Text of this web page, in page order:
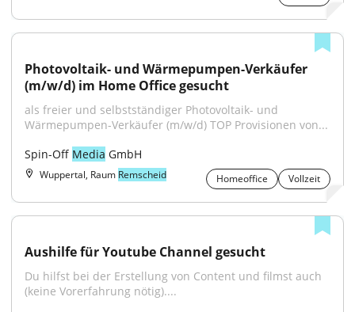
Photovoltaik- und Wärmepumpen-Verkäufer
(m/w/d) im Home Office gesucht
als freier und selbstständiger Photovoltaik- und
Wärmepumpen-Verkäufer (m/w/d) TOP Provisionen von...
Spin-Off Media GmbH
Wuppertal, Raum Remscheid Homeoffice Vollzeit
Aushilfe für Youtube Channel gesucht
Du hilfst bei der Erstellung von Content und filmst auch
(keine Vorerfahrung nötig)....